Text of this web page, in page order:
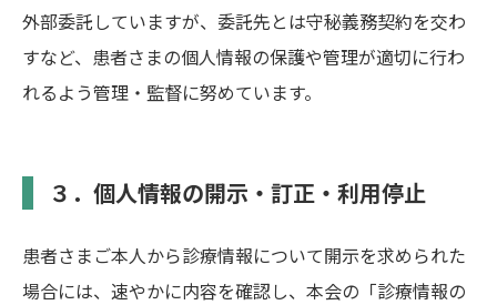
外部委託していますが、委託先とは守秘義務契約を交わ
すなど、患者さまの個人情報の保護や管理が適切に行わ
れるよう管理・監督に努めています。
３．個人情報の開示・訂正・利用停止
患者さまご本人から診療情報について開示を求められた
場合には、速やかに内容を確認し、本会の「診療情報の